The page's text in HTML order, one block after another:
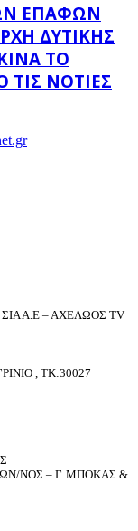
ΕΠΑΦΏΝ
ΔΥΤΙΚΉΣ
ΤΟ
ΤΙΣ ΝΌΤΙΕΣ
Α.Ε – ΑΧΕΛΩΟΣ TV
, ΤΚ:30027
ΝΟΣ – Γ. ΜΠΟΚΑΣ &